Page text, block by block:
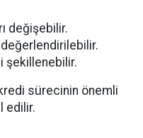
değişebilir.
şekillenebilir.
sürecinin önemli
edilir.